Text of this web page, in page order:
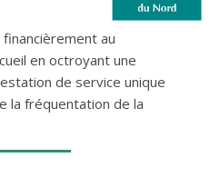
au
en octroyant une
de service unique
la fréquentation de la